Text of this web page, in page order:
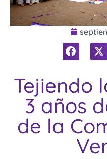
Tejiendo
3 años
de la